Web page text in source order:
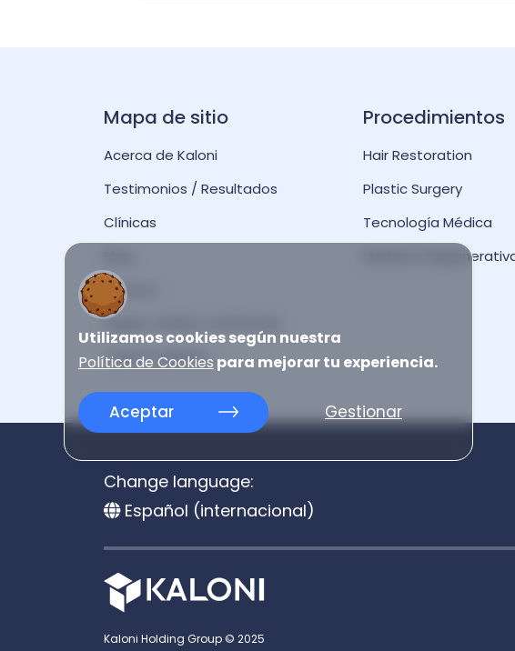
Utilizamos cookies según nuestra
Política de Cookies para mejorar tu experiencia.
Aceptar Gestionar
Mapa de sitio
Acerca de Kaloni
Testimonios / Resultados
Clínicas
Eventos
Equipo médico certificado
Turismo Médico
Procedimientos
Hair Restoration
Plastic Surgery
Tecnología Médica
Medicina
Change language:
Español (internacional)
Kaloni Holding Group © 2025